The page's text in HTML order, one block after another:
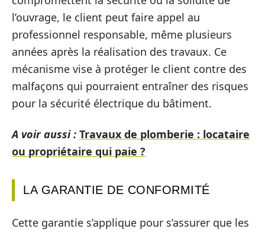
l’ouvrage, le client peut faire appel au
professionnel responsable, même plusieurs
années après la réalisation des travaux. Ce
mécanisme vise à protéger le client contre des
malfaçons qui pourraient entraîner des risques
pour la sécurité électrique du bâtiment.
A voir aussi : Travaux de plomberie : locataire
ou propriétaire qui paie ?
LA GARANTIE DE CONFORMITÉ
Cette garantie s’applique pour s’assurer que les